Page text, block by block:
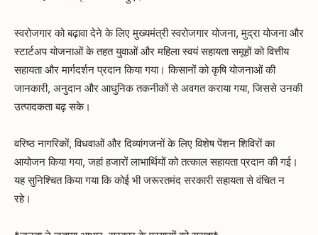
स्वरोजगार को बढ़ावा देने के लिए मुख्यमंत्री स्वरोजगार योजना, मुद्रा योजना और
स्टार्टअप योजनाओं के तहत युवाओं और महिला स्वयं सहायता समूहों को वित्तीय
सहायता और मार्गदर्शन प्रदान किया गया। किसानों को कृषि योजनाओं की
जानकारी, अनुदान और आधुनिक तकनीकों से अवगत कराया गया, जिससे उनकी
उत्पादकता बढ़ सके।
वरिष्ठ नागरिकों, विधवाओं और दिव्यांगजनों के लिए विशेष पेंशन शिविरों का
आयोजन किया गया, जहां हजारों लाभार्थियों को तत्काल सहायता प्रदान की गई।
यह सुनिश्चित किया गया कि कोई भी जरूरतमंद सरकारी सहायता से वंचित न
रहे।